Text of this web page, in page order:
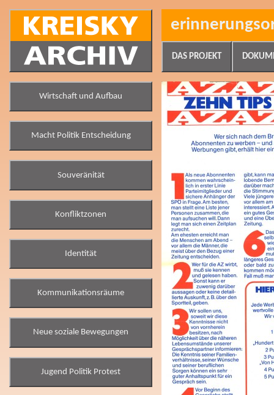
DAS PROJEKT
Wirtschaft und Aufbau
Macht Politik Entscheidung
Souveränität
Konfliktzonen
Identität
Kommunikationsräume
Neue soziale Bewegungen
Jugend Politik Protest